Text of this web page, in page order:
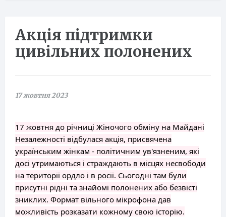
Акція підтримки
цивільних полонених
17 жовтня 2023
17 жовтня до річниці Жіночого обміну на Майдані
Незалежності відбулася акція, присвячена
українським жінкам - політичним ув'язненим, які
досі утримаються і страждають в місцях несвободи
на території ордло і в росії. Сьогодні там були
присутні рідні та знайомі полонених або безвісті
зниклих. Формат вільного мікрофона дав
можливість розказати кожному свою історію.